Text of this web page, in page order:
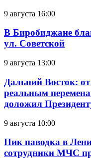
9 августа 16:00
В Биробиджане
ул. Советской
9 августа 13:00
Дальний Восток:
реальным
доложил
9 августа 10:00
Пик паводка в
сотрудники МЧС